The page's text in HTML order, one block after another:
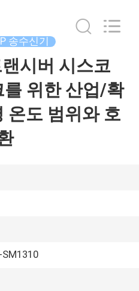
송수신기
시버 시스코
를 위한 산업/확
온도 범위와 호
SM1310